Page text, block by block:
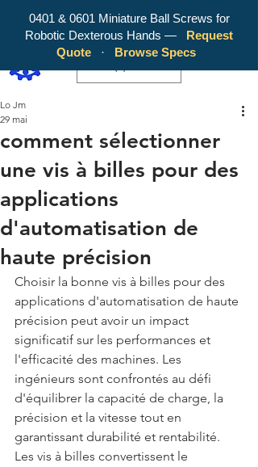
WY Precision Co., Limited - Your
Trusted Mini Ballscrew Manufacturer!
comment sélectionner
une vis à billes pour des
applications
d'automatisation de
haute précision
Lo Jm
29 mai
Choisir la bonne vis à billes pour des
applications d'automatisation de haute
précision peut avoir un impact
significatif sur les performances et
l'efficacité des machines. Les
ingénieurs sont confrontés au défi
d'équilibrer la capacité de charge, la
précision et la vitesse tout en
garantissant durabilité et rentabilité.
Les vis à billes convertissent le
0401 & 0601 Miniature Ball Screws for
Robotic Dexterous Hands —
Request
Quote
· Browse Specs